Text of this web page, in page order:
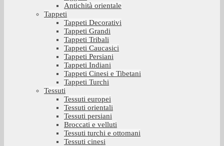
Antichità orientale
Tappeti
Tappeti Decorativi
Tappeti Grandi
Tappeti Tribali
Tappeti Caucasici
Tappeti Persiani
Tappeti Indiani
Tappeti Cinesi e Tibetani
Tappeti Turchi
Tessuti
Tessuti europei
Tessuti orientali
Tessuti persiani
Broccati e velluti
Tessuti turchi e ottomani
Tessuti cinesi